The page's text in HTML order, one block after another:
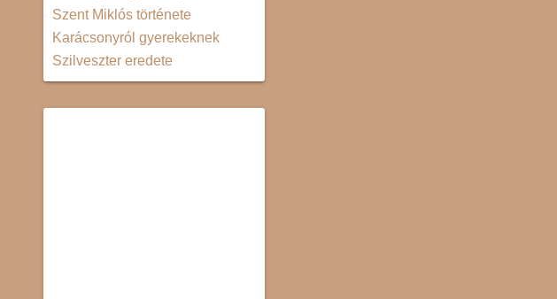
Szent Miklós története
Karácsonyról gyerekeknek
Szilveszter eredete